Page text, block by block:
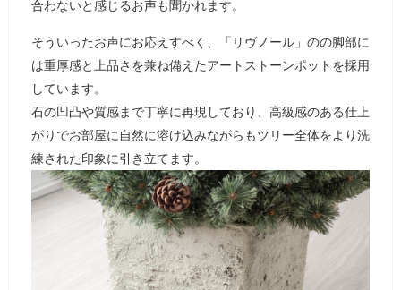
合わないと感じるお声も聞かれます。
そういったお声にお応えすべく、「リヴノール」のの脚部に
は重厚感と上品さを兼ね備えたアートストーンポットを採用
しています。
石の凹凸や質感まで丁寧に再現しており、高級感のある仕上
がりでお部屋に自然に溶け込みながらもツリー全体をより洗
練された印象に引き立てます。